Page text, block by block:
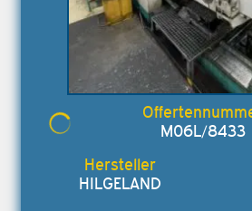
M06L/8433
HILGELAND